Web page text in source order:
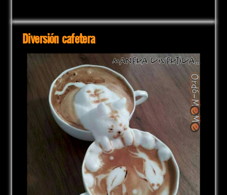
Diversión cafetera